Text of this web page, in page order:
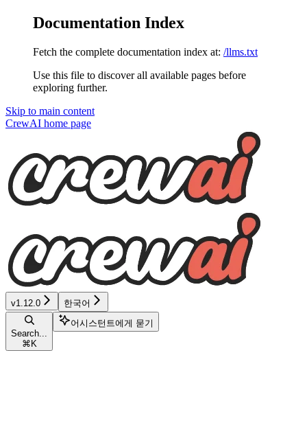
Documentation Index
Fetch the complete documentation index at: /llms.txt
Use this file to discover all available pages before
exploring further.
Skip to main content
CrewAI home page
v1.12.0 한국어
Search...
⌘ K
어시스턴트에게 묻기